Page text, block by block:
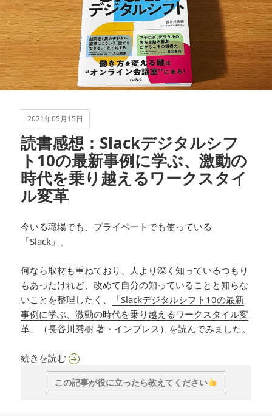
2021年05月15日
読書感想：Slackデジタルシフ
ト10の最新事例に学ぶ、激動の
時代を乗り越えるワークスタイ
ル変革
今いる職場でも、プライベートでも使っている
「Slack」。
何なら取材も重ねており、人より深く知っているつもり
もあったけれど、改めて自分の知っていることと知らな
いことを整理したく、
「Slackデジタルシフト10の最新
事例に学ぶ、激動の時代を乗り越えるワークスタイル変
革」（長谷川秀樹 著・インプレス） を読んでみました。
続きを読む読書感想：Slackデジタルシフト10の最新事例に
この記事が役に立ったら教えてください